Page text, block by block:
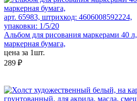
арт. 65983, штрихкод: 4606008592224,
упаковки: 1/5/20
Альбом для рисования маркерами 40 л,
маркерная бумага,
цена за 1шт.
289 ₽